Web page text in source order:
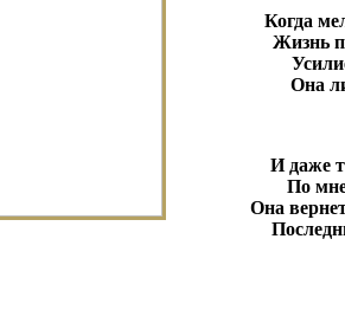
Когда
Жизнь
Она
И даже
По
Она